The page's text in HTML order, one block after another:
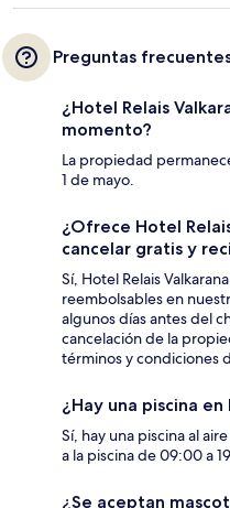
Preguntas
¿Hotel Relais
momento?
La propiedad
1 de mayo.
¿Ofrece Hotel
cancelar gratis y
Sí, Hotel Relais
reembolsables en
algunos días antes del
cancelación de la
términos y condiciones
¿Hay una piscina en
Sí, hay una piscina al
a la piscina de 09:00 a
¿Se aceptan